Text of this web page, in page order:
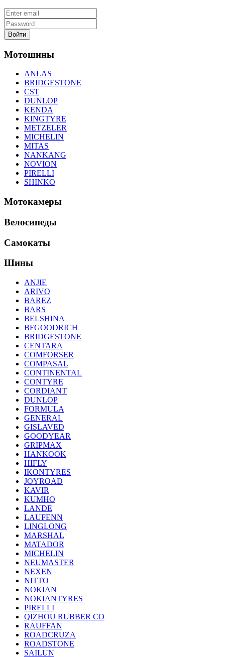
Войти
Мотошины
ANLAS
BRIDGESTONE
CST
DUNLOP
KENDA
KINGTYRE
METZELER
MICHELIN
MITAS
NANKANG
NOVION
PIRELLI
SHINKO
Мотокамеры
Велосипеды
Самокаты
Шины
ANJIE
ARIVO
BAREZ
BARS
BELSHINA
BFGOODRICH
BRIDGESTONE
CENTARA
COMFORSER
COMPASAL
CONTINENTAL
CONTYRE
CORDIANT
DUNLOP
FORMULA
GENERAL
GISLAVED
GOODYEAR
GRIPMAX
HANKOOK
HIFLY
IKONTYRES
JOYROAD
KAVIR
KUMHO
LANDE
LAUFENN
LINGLONG
MARSHAL
MATADOR
MICHELIN
NEUMASTER
NEXEN
NITTO
NOKIAN
NOKIANTYRES
PIRELLI
QIZHOU RUBBER CO
RAUFFAN
ROADCRUZA
ROADSTONE
SAILUN